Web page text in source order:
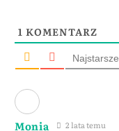
1 KOMENTARZ
Najstarsze
Monia 2 lata temu